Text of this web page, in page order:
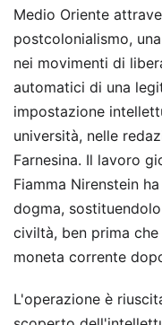
Medio Oriente
postcolonialismo,
nei movimenti di
automatici di una
impostazione
università, nelle
Farnesina. Il lavoro
Fiamma Nirenstein
dogma,
civiltà, ben prima
moneta corrente
L'operazione è